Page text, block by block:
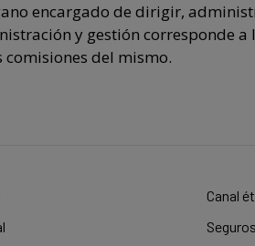
encargado de dirigir,
y gestión corresponde a
del mismo.
Canal